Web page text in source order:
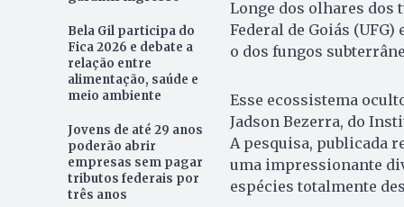
Bela Gil participa do
Fica 2026 e debate a
relação entre
alimentação, saúde e
meio ambiente
Jovens de até 29 anos
poderão abrir
empresas sem pagar
tributos federais por
três anos
Longe dos olhares dos
Federal de Goiás
o dos fungos
Esse ecossistema
Jadson Bezerra, do
A pesquisa, publicada
uma impressionante
espécies totalmente